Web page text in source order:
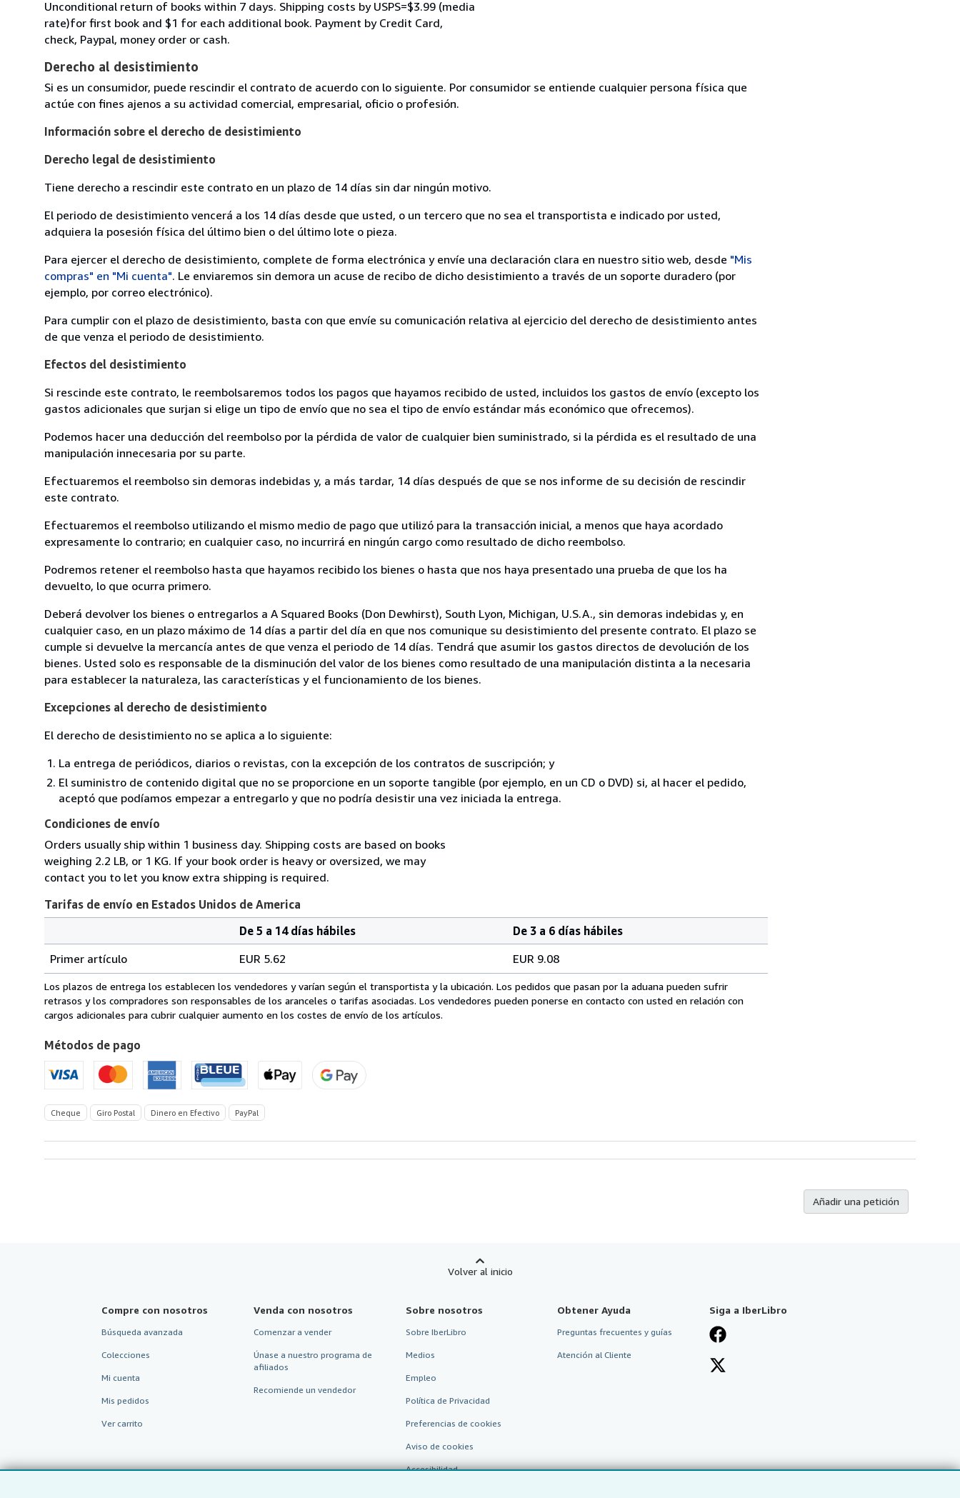
Unconditional return of books within 7 days. Shipping costs by USPS=$3.99 (media
rate)for first book and $1 for each additional book. Payment by Credit Card,
check, Paypal, money order or cash.
Derecho al desistimiento
Si es un consumidor, puede rescindir el contrato de acuerdo con lo siguiente. Por consumidor se entiende cualquier persona física que
actúe con fines ajenos a su actividad comercial, empresarial, oficio o profesión.
Información sobre el derecho de desistimiento
Derecho legal de desistimiento
Tiene derecho a rescindir este contrato en un plazo de 14 días sin dar ningún motivo.
El periodo de desistimiento vencerá a los 14 días desde que usted, o un tercero que no sea el transportista e indicado por usted,
adquiera la posesión física del último bien o del último lote o pieza.
Para ejercer el derecho de desistimiento, complete de forma electrónica y envíe una declaración clara en nuestro sitio web, desde "Mis
compras" en "Mi cuenta". Le enviaremos sin demora un acuse de recibo de dicho desistimiento a través de un soporte duradero (por
ejemplo, por correo electrónico).
Para cumplir con el plazo de desistimiento, basta con que envíe su comunicación relativa al ejercicio del derecho de desistimiento antes
de que venza el periodo de desistimiento.
Efectos del desistimiento
Si rescinde este contrato, le reembolsaremos todos los pagos que hayamos recibido de usted, incluidos los gastos de envío (excepto los
gastos adicionales que surjan si elige un tipo de envío que no sea el tipo de envío estándar más económico que ofrecemos).
Podemos hacer una deducción del reembolso por la pérdida de valor de cualquier bien suministrado, si la pérdida es el resultado de una
manipulación innecesaria por su parte.
Efectuaremos el reembolso sin demoras indebidas y, a más tardar, 14 días después de que se nos informe de su decisión de rescindir
este contrato.
Efectuaremos el reembolso utilizando el mismo medio de pago que utilizó para la transacción inicial, a menos que haya acordado
expresamente lo contrario; en cualquier caso, no incurrirá en ningún cargo como resultado de dicho reembolso.
Podremos retener el reembolso hasta que hayamos recibido los bienes o hasta que nos haya presentado una prueba de que los ha
devuelto, lo que ocurra primero.
Deberá devolver los bienes o entregarlos a A Squared Books (Don Dewhirst), South Lyon, Michigan, U.S.A., sin demoras indebidas y, en
cualquier caso, en un plazo máximo de 14 días a partir del día en que nos comunique su desistimiento del presente contrato. El plazo se
cumple si devuelve la mercancía antes de que venza el periodo de 14 días. Tendrá que asumir los gastos directos de devolución de los
bienes. Usted solo es responsable de la disminución del valor de los bienes como resultado de una manipulación distinta a la necesaria
para establecer la naturaleza, las características y el funcionamiento de los bienes.
Excepciones al derecho de desistimiento
El derecho de desistimiento no se aplica a lo siguiente:
La entrega de periódicos, diarios o revistas, con la excepción de los contratos de suscripción; y
El suministro de contenido digital que no se proporcione en un soporte tangible (por ejemplo, en un CD o DVD) si, al hacer el pedido,
aceptó que podíamos empezar a entregarlo y que no podría desistir una vez iniciada la entrega.
Condiciones de envío
Orders usually ship within 1 business day. Shipping costs are based on books
weighing 2.2 LB, or 1 KG. If your book order is heavy or oversized, we may
contact you to let you know extra shipping is required.
Tarifas de envío en Estados Unidos de America
de
envío
en
Estados
de
America
pedido
De 5 a 14 días hábiles
De 3 a 6 días hábiles
Primer artículo
EUR 5.62 EUR 9.08
Los plazos de entrega los establecen los vendedores y varían según el transportista y la ubicación. Los pedidos que pasan por la aduana pueden sufrir
retrasos y los compradores son responsables de los aranceles o tarifas asociadas. Los vendedores pueden ponerse en contacto con usted en relación con
cargos adicionales para cubrir cualquier aumento en los costes de envío de los artículos.
Métodos de pago
Cheque Giro Postal Dinero en Efectivo PayPal
Añadir una petición
Volver al inicio
Compre con nosotros
Búsqueda avanzada
Colecciones
Mi cuenta
Mis pedidos
Ver carrito
Venda con nosotros
Comenzar a vender
Únase a nuestro programa de
afiliados
Recomiende un vendedor
Sobre nosotros
Sobre IberLibro
Medios
Empleo
Política de Privacidad
Preferencias de cookies
Aviso de cookies
Accesibilidad
Obtener Ayuda
Preguntas frecuentes y guías
Atención al Cliente
Siga a IberLibro